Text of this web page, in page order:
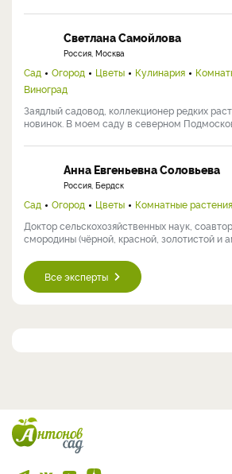
Светлана Самойлова
Россия, Москва
Сад Огород Цветы Кулинария
Виноград
Заядлый садовод, коллекционер редких
новинок. В моем саду в северном
Анна Евгеньевна Соловьева
Россия, Бердск
Сад Огород Цветы Комнатные растения
Доктор сельскохозяйственных наук,
смородины (чёрной, красной, золотистой и
Все эксперты